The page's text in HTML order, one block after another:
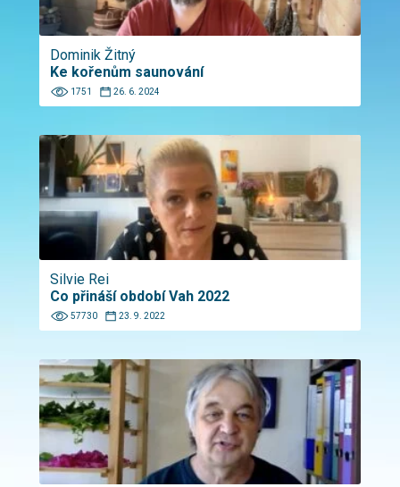
Dominik Žitný
Ke kořenům saunování
1751 26. 6. 2024
Silvie Rei
Co přináší období Vah 2022
57730 23. 9. 2022